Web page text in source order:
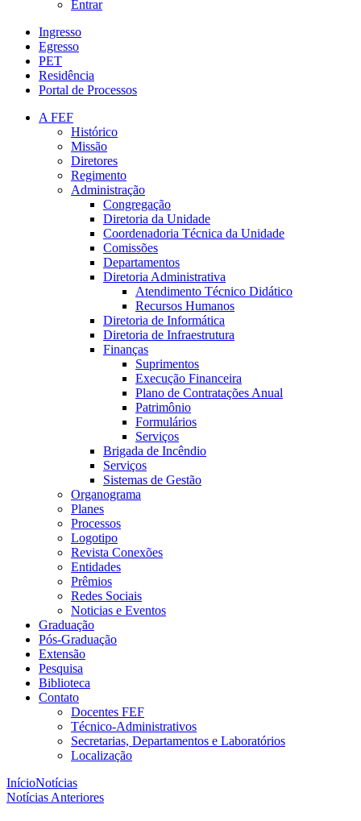
Entrar
Ingresso
Egresso
PET
Residência
Portal de Processos
A FEF
Histórico
Missão
Diretores
Regimento
Administração
Congregação
Diretoria da Unidade
Coordenadoria Técnica da Unidade
Comissões
Departamentos
Diretoria Administrativa
Atendimento Técnico Didático
Recursos Humanos
Diretoria de Informática
Diretoria de Infraestrutura
Finanças
Suprimentos
Execução Financeira
Plano de Contratações Anual
Patrimônio
Formulários
Serviços
Brigada de Incêndio
Serviços
Sistemas de Gestão
Organograma
Planes
Processos
Logotipo
Revista Conexões
Entidades
Prêmios
Redes Sociais
Noticias e Eventos
Graduação
Pós-Graduação
Extensão
Pesquisa
Biblioteca
Contato
Docentes FEF
Técnico-Administrativos
Secretarias, Departamentos e Laboratórios
Localização
InícioNotícias
Notícias Anteriores